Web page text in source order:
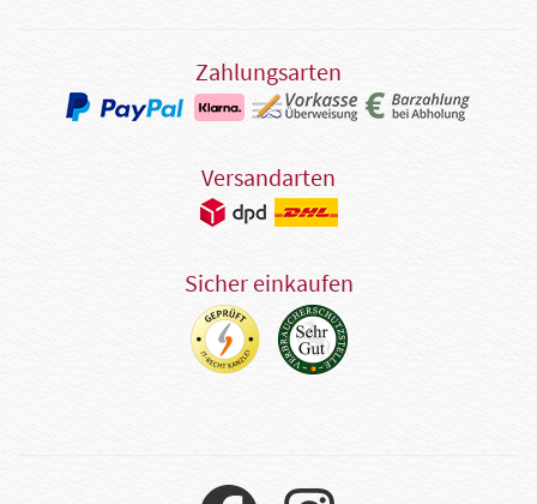
Zahlungsarten
Versandarten
Sicher einkaufen